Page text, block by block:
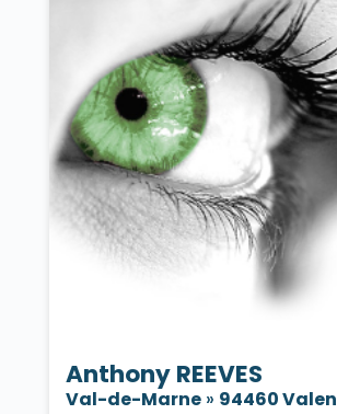
Anthony REEVES
Val-de-Marne» 94460